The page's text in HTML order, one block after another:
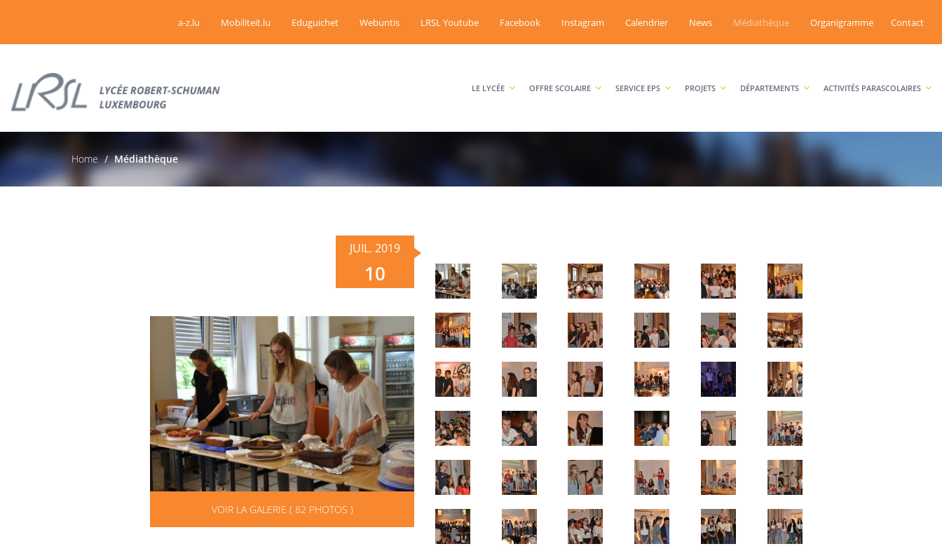
a-z.lu Mobiliteit.lu Eduguichet Webuntis LRSL Youtube Facebook Instagram Calendrier News Médiathèque Organigramme Contact
LE LYCÉE OFFRE SCOLAIRE SERVICE EPS PROJETS DÉPARTEMENTS ACTIVITÉS PARASCOLAIRES
Home Médiathèque
JUIL. 2019
10
VOIR LA GALERIE ( 82 PHOTOS )